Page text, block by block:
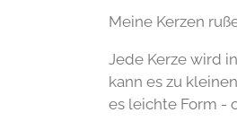
Meine Kerzen
Jede Kerze wird
kann es zu
es leichte Form -